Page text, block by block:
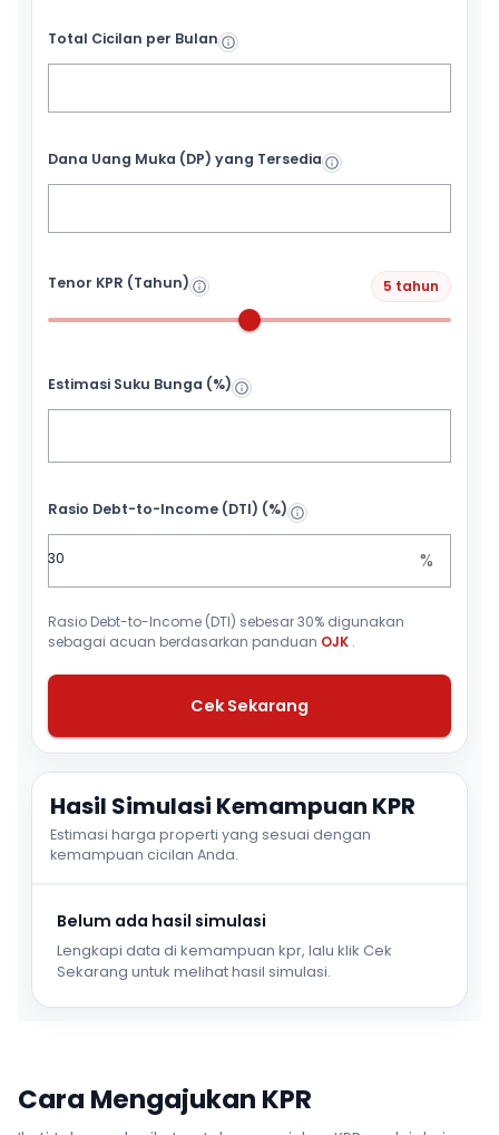
Total Cicilan per Bulan
Dana Uang Muka (DP) yang Tersedia
Tenor KPR (Tahun) 5 tahun
Estimasi Suku Bunga (%)
Rasio Debt-to-Income (DTI) (%)
%
Rasio Debt-to-Income (DTI) sebesar 30% digunakan
sebagai acuan berdasarkan panduan OJK .
Cek Sekarang
Hasil Simulasi Kemampuan KPR
Estimasi harga properti yang sesuai dengan
kemampuan cicilan Anda.
Belum ada hasil simulasi
Lengkapi data di kemampuan kpr, lalu klik Cek
Sekarang untuk melihat hasil simulasi.
Cara Mengajukan KPR